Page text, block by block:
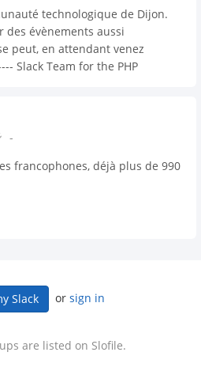
technologique de Dijon.
des évènements aussi
peut, en attendant venez
Slack Team for the PHP
French though... PHP,
-
francophones, déjà plus de 990
Slack or sign in
are listed on Slofile.